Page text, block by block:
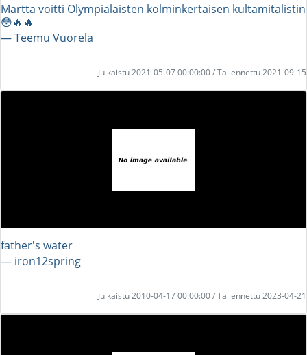
Martta voitti Olympialaisten kolminkertaisen kultamitalistin
😳🔥🔥
― Teemu Vuorela
Julkaistu 2021-05-07 00:00:00 / Tallennettu 2021-09-15
father's water
― iron12spring
Julkaistu 2010-04-17 00:00:00 / Tallennettu 2023-04-21